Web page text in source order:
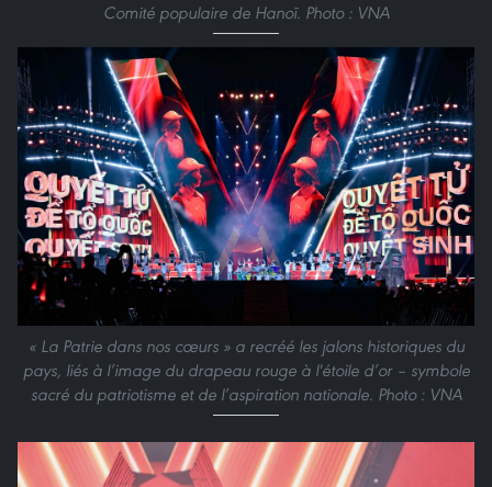
Comité populaire de Hanoï. Photo : VNA
« La Patrie dans nos cœurs » a recréé les jalons historiques du
pays, liés à l’image du drapeau rouge à l'étoile d’or – symbole
sacré du patriotisme et de l’aspiration nationale. Photo : VNA